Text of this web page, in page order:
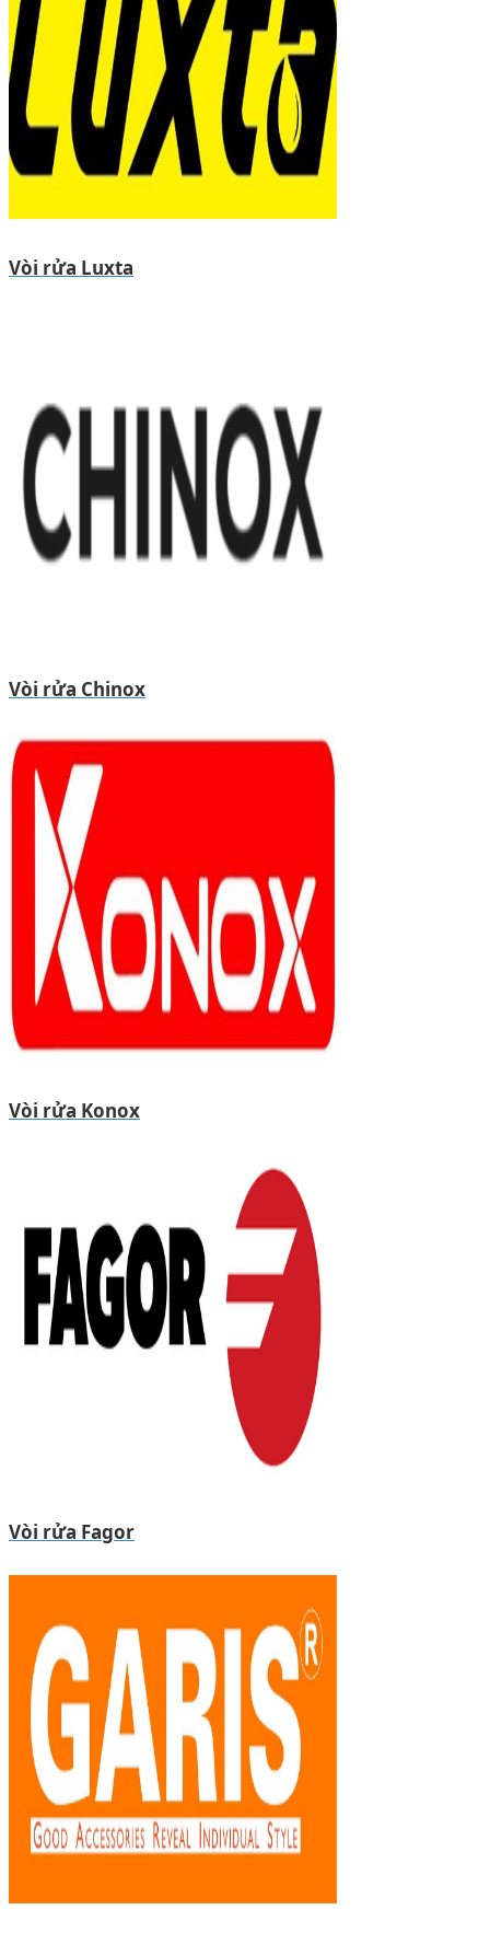
Vòi rửa Luxta
Vòi rửa Chinox
Vòi rửa Konox
Vòi rửa Fagor